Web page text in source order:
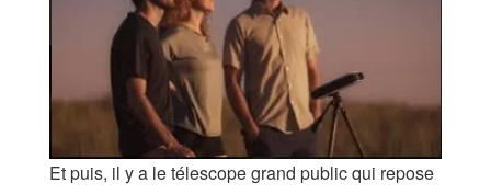
Et puis, il y a le télescope grand public qui repose